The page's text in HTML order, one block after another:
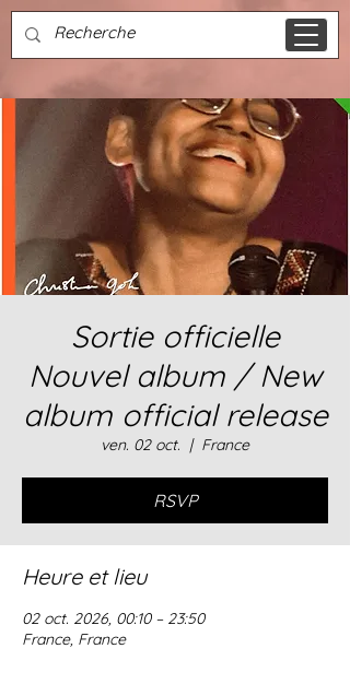
Sortie officielle
Nouvel album / New
album official release
ven. 02 oct.
  |
France
RSVP
Heure et lieu
02 oct. 2026, 00:10 – 23:50
France, France